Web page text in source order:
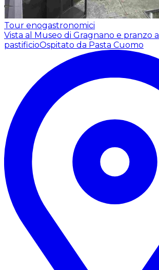
Tour enogastronomici
Vista al Museo di Gragnano e pranzo al
pastificioOspitato da Pasta Cuomo